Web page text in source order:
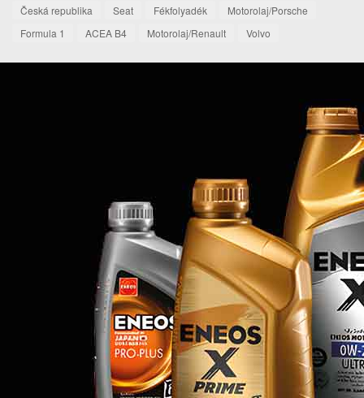
Česká republika
Seat Fékfolyadék
Motorolaj/Porsche
Formula 1
ACEA B4 Motorolaj/Renault Volvo